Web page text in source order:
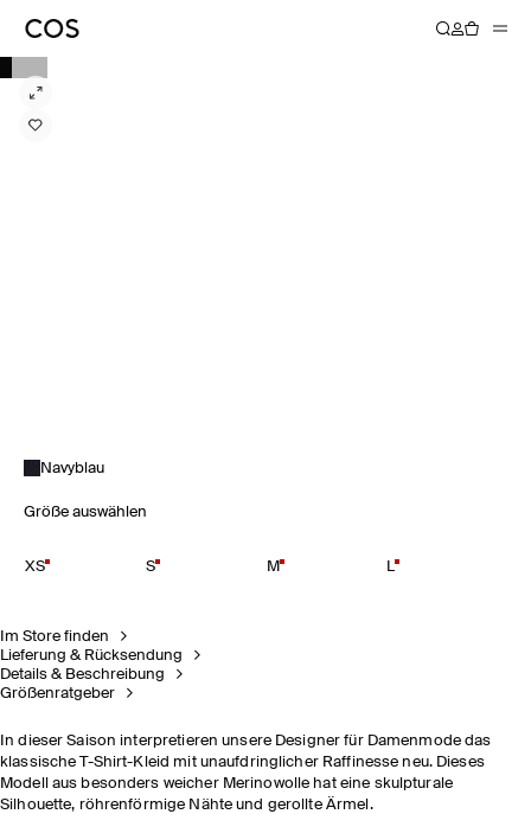
Navyblau
Größe auswählen
XS S M L
Im Store finden
Lieferung & Rücksendung
Details & Beschreibung
Größenratgeber
In dieser Saison interpretieren unsere Designer für Damenmode das
klassische T-Shirt-Kleid mit unaufdringlicher Raffinesse neu. Dieses
Modell aus besonders weicher Merinowolle hat eine skulpturale
Silhouette, röhrenförmige Nähte und gerollte Ärmel.